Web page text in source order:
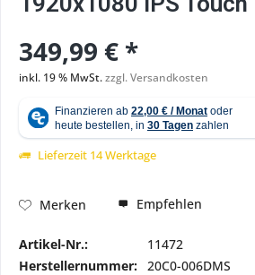
349,99 € *
inkl. 19 % MwSt.zzgl. Versandkosten
Lieferzeit 14 Werktage
Merken Empfehlen
Artikel-Nr.:
11472
Herstellernummer: 20C0-006DMS